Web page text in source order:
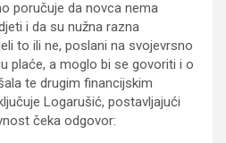
poručuje da novca nema
i da su nužna razna
to ili ne, poslani na svojevrsno
plaće, a moglo bi se govoriti i o
te drugim financijskim
Logarušić, postavljajući
čeka odgovor: